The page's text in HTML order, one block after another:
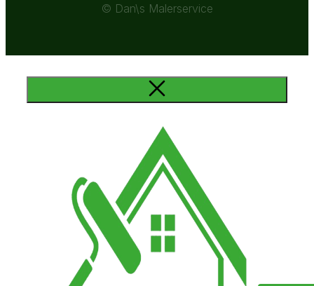
© Dan\s Malerservice